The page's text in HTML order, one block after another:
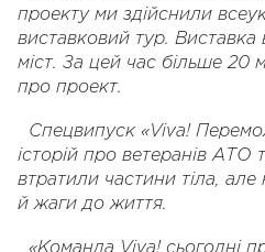
проекту ми здійснили
виставковий тур. Виставка
міст. За цей час більше 20
про проект.
Спецвипуск «Viva!
історій про ветеранів АТО
втратили частини тіла,
й жаги до життя.
«Команда Viva! сьогодні